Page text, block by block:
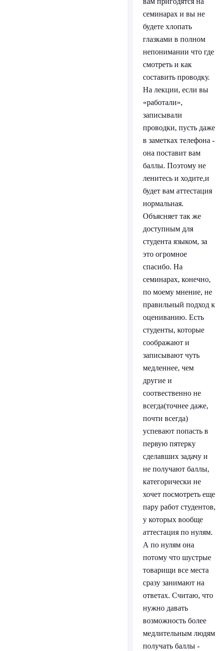
семинарах и вы не
будете хлопать
глазками в полном
непонимании что где
смотреть и как
составить проводку.
На лекции, если вы
«работали»,
записывали
проводки, пусть даже
в заметках телефона -
она поставит вам
баллы. Поэтому не
ленитесь и ходите,и
будет вам аттестация
нормальная.
Объясняет так же
доступным для
студента языком, за
это огромное
спасибо. На
семинарах, конечно,
по моему мнение, не
правильный подход к
оцениванию. Есть
студенты, которые
соображают и
записывают чуть
медленнее, чем
другие и
соотвественно не
всегда(точнее даже,
почти всегда)
успевают попасть в
первую пятерку
сделавших задачу и
не получают баллы,
категорически не
хочет посмотреть еще
пару работ студентов,
у которых вообще
аттестация по нулям.
А по нулям она
потому что шустрые
товарищи все места
сразу занимают на
ответах. Считаю, что
нужно давать
возможность более
медлительным людям
получать баллы -